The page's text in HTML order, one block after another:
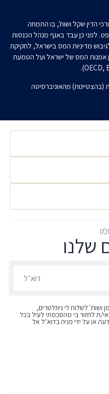
הדין שקל ושות', בו התמחה
לפני כן עבד באגף מנהל הכנסות
מדיניות המס בישראל, לחקיקת
אמנות המס של ישראל ועל הטמעת
OECD,
).
(בהצטיינות) מהאוניברסיטה
שלנו
לשלוח לי ניוזלטרים,
ת לחזור בי מהסכמתי לעיל בכל
או על ידי פניה בדוא״ל אל